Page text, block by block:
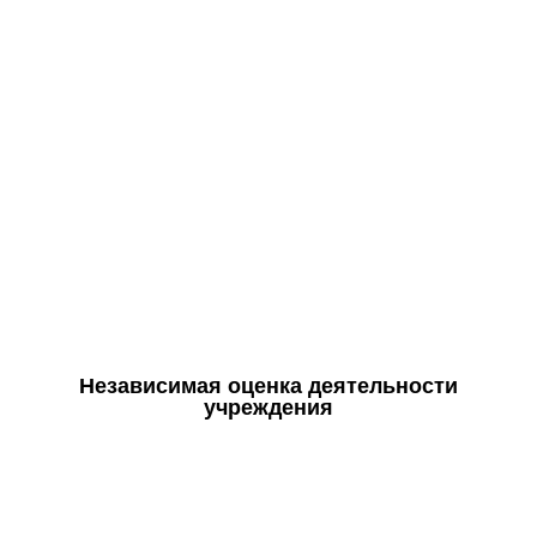
Независимая оценка деятельности
учреждения